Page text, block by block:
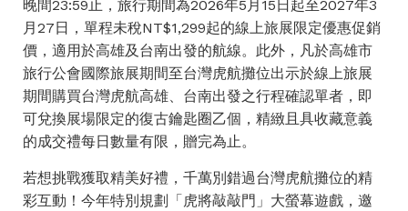
晚間23:59止，旅行期間為2026年5月15日起至2027年3
月27日，單程未稅NT$1,299起的線上旅展限定優惠促銷
價，適用於高雄及台南出發的航線。此外，凡於高雄市
旅行公會國際旅展期間至台灣虎航攤位出示於線上旅展
期間購買台灣虎航高雄、台南出發之行程確認單者，即
可兌換展場限定的復古鑰匙圈乙個，精緻且具收藏意義
的成交禮每日數量有限，贈完為止。
若想挑戰獲取精美好禮，千萬別錯過台灣虎航攤位的精
彩互動！今年特別規劃「虎將敲敲門」大螢幕遊戲，邀